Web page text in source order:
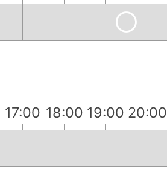
17:00 18:00 19:00 20:00